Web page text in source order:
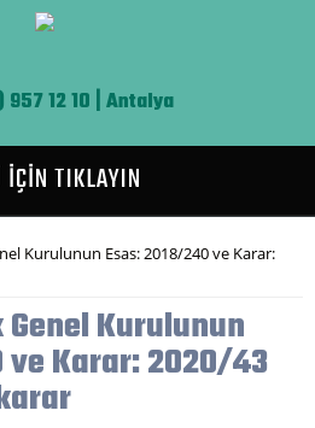
12 10 | Antalya
İÇİN TIKLAYIN
Kurulunun Esas: 2018/240 ve Karar:
Kurulunun
ve Karar: 2020/43